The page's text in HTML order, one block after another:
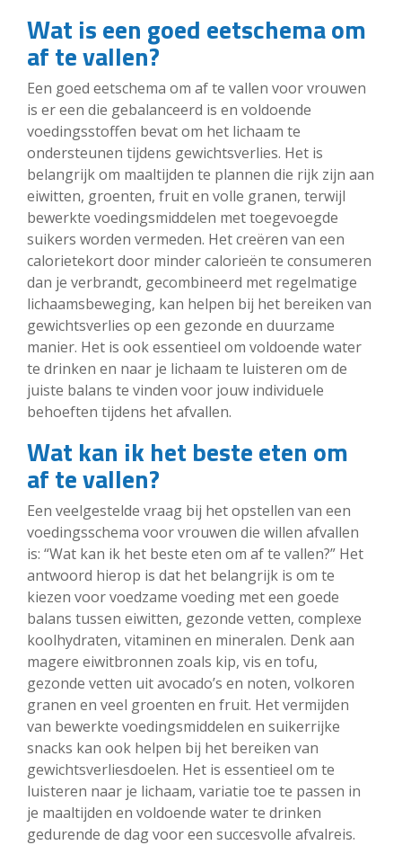
Wat is een goed eetschema om
af te vallen?
Een goed eetschema om af te vallen voor vrouwen
is er een die gebalanceerd is en voldoende
voedingsstoffen bevat om het lichaam te
ondersteunen tijdens gewichtsverlies. Het is
belangrijk om maaltijden te plannen die rijk zijn aan
eiwitten, groenten, fruit en volle granen, terwijl
bewerkte voedingsmiddelen met toegevoegde
suikers worden vermeden. Het creëren van een
calorietekort door minder calorieën te consumeren
dan je verbrandt, gecombineerd met regelmatige
lichaamsbeweging, kan helpen bij het bereiken van
gewichtsverlies op een gezonde en duurzame
manier. Het is ook essentieel om voldoende water
te drinken en naar je lichaam te luisteren om de
juiste balans te vinden voor jouw individuele
behoeften tijdens het afvallen.
Wat kan ik het beste eten om
af te vallen?
Een veelgestelde vraag bij het opstellen van een
voedingsschema voor vrouwen die willen afvallen
is: “Wat kan ik het beste eten om af te vallen?” Het
antwoord hierop is dat het belangrijk is om te
kiezen voor voedzame voeding met een goede
balans tussen eiwitten, gezonde vetten, complexe
koolhydraten, vitaminen en mineralen. Denk aan
magere eiwitbronnen zoals kip, vis en tofu,
gezonde vetten uit avocado’s en noten, volkoren
granen en veel groenten en fruit. Het vermijden
van bewerkte voedingsmiddelen en suikerrijke
snacks kan ook helpen bij het bereiken van
gewichtsverliesdoelen. Het is essentieel om te
luisteren naar je lichaam, variatie toe te passen in
je maaltijden en voldoende water te drinken
gedurende de dag voor een succesvolle afvalreis.